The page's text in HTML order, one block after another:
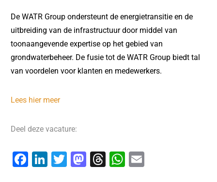
De WATR Group ondersteunt de energietransitie en de
uitbreiding van de infrastructuur door middel van
toonaangevende expertise op het gebied van
grondwaterbeheer. De fusie tot de WATR Group biedt tal
van voordelen voor klanten en medewerkers.
Lees hier meer
Deel deze vacature:
F
Li T
M T
W